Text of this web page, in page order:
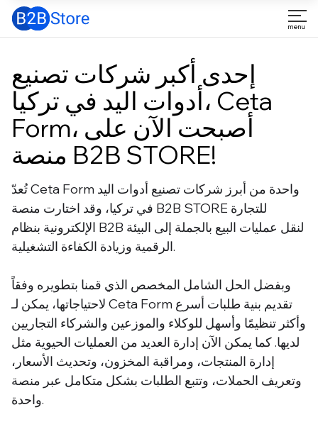
إحدى أكبر شركات تصنيع
أدوات اليد في تركيا، Ceta
Form، أصبحت الآن على
منصة B2B STORE!
تُعدّ Ceta Form واحدة من أبرز شركات تصنيع أدوات اليد
في تركيا، وقد اختارت منصة B2B STORE للتجارة
الإلكترونية بنظام B2B لنقل عمليات البيع بالجملة إلى البيئة
الرقمية وزيادة الكفاءة التشغيلية.
وبفضل الحل الشامل المخصص الذي قمنا بتطويره وفقاً
لاحتياجاتها، يمكن لـ Ceta Form تقديم بنية طلبات أسرع
وأكثر تنظيمًا وأسهل للوكلاء والموزعين والشركاء التجاريين
لديها. كما يمكن الآن إدارة العديد من العمليات الحيوية مثل
إدارة المنتجات، ومراقبة المخزون، وتحديث الأسعار،
وتعريف الحملات، وتتبع الطلبات بشكل متكامل عبر منصة
واحدة.